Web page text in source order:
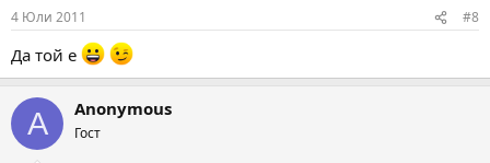
4 Юли 2011 #8
Да той е
A Anonymous
Гост